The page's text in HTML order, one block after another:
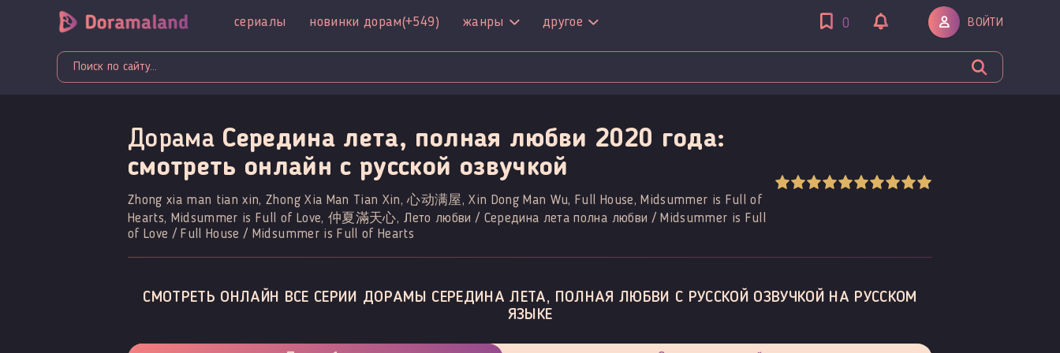
сериалы новинки дорам(+549) жанры другое 0 ВОЙТИ
Дорама Середина лета, полная любви 2020 года:
смотреть онлайн c русской озвучкой
Zhong xia man tian xin, Zhong Xia Man Tian Xin, 心动满屋, Xin Dong Man Wu, Full House, Midsummer is Full of
Hearts, Midsummer is Full of Love, 仲夏滿天心, Лето любви / Середина лета полна любви / Midsummer is Full
of Love / Full House / Midsummer is Full of Hearts
СМОТРЕТЬ ОНЛАЙН ВСЕ СЕРИИ ДОРАМЫ СЕРЕДИНА ЛЕТА, ПОЛНАЯ ЛЮБВИ С РУССКОЙ ОЗВУЧКОЙ НА РУССКОМ
ЯЗЫКЕ